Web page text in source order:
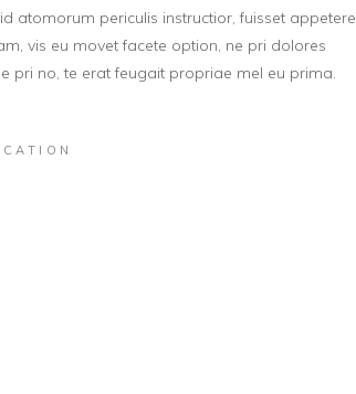
atomorum periculis instructior, fuisset appetere
vis eu movet facete option, ne pri dolores
pri no, te erat feugait propriae mel eu prima.